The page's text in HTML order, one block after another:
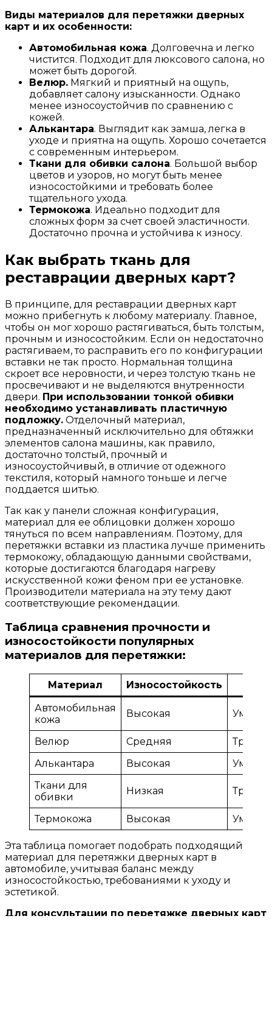
Виды материалов для перетяжки дверных
карт и их особенности:
Автомобильная кожа. Долговечна и легко
чистится. Подходит для люксового салона, но
может быть дорогой.
Велюр. Мягкий и приятный на ощупь,
добавляет салону изысканности. Однако
менее износоустойчив по сравнению с
кожей.
Алькантара. Выглядит как замша, легка в
уходе и приятна на ощупь. Хорошо сочетается
с современным интерьером.
Ткани для обивки салона. Большой выбор
цветов и узоров, но могут быть менее
износостойкими и требовать более
тщательного ухода.
Термокожа. Идеально подходит для
сложных форм за счет своей эластичности.
Достаточно прочна и устойчива к износу.
Как выбрать ткань для
реставрации дверных карт?
В принципе, для реставрации дверных карт
можно прибегнуть к любому материалу. Главное,
чтобы он мог хорошо растягиваться, быть толстым,
прочным и износостойким. Если он недостаточно
растягиваем, то расправить его по конфигурации
вставки не так просто. Нормальная толщина
скроет все неровности, и через толстую ткань не
просвечивают и не выделяются внутренности
двери. При использовании тонкой обивки
необходимо устанавливать пластичную
подложку. Отделочный материал,
предназначенный исключительно для обтяжки
элементов салона машины, как правило,
достаточно толстый, прочный и
износоустойчивый, в отличие от одежного
текстиля, который намного тоньше и легче
поддается шитью.
Так как у панели сложная конфигурация,
материал для ее облицовки должен хорошо
тянуться по всем направлениям. Поэтому, для
перетяжки вставки из пластика лучше применить
термокожу, обладающую данными свойствами,
которые достигаются благодаря нагреву
искусственной кожи феном при ее установке.
Производители материала на эту тему дают
соответствующие рекомендации.
Таблица сравнения прочности и
износостойкости популярных
материалов для перетяжки:
Материал Износостойкость
Автомобильная
кожа
Высокая
Велюр Средняя
Алькантара
Высокая
Ткани для
обивки
Низкая
Термокожа Высокая
Эта таблица помогает подобрать подходящий
материал для перетяжки дверных карт в
автомобиле, учитывая баланс между
износостойкостью, требованиями к уходу и
эстетикой.
Для консультации по перетяжке дверных карт